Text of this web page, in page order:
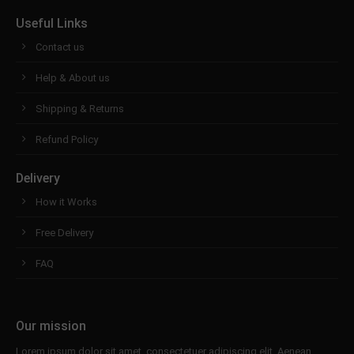
Useful Links
Contact us
Help & About us
Shipping & Returns
Refund Policy
Delivery
How it Works
Free Delivery
FAQ
Our mission
Lorem ipsum dolor sit amet, consectetuer adipiscing elit. Aenean